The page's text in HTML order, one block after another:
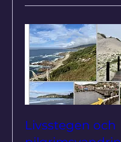
Livsstegen och